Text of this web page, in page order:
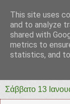
"ΠΡΩΤΟΤΥΠΙΑ"
Σάββατο 13
This site uses
and to analyze
shared with
metrics to
statistics, and